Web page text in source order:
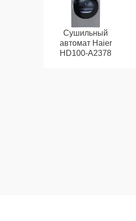
Сушильный
автомат Haier
HD100-A2378